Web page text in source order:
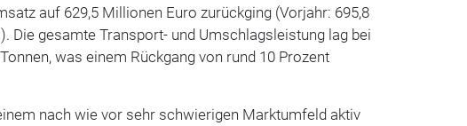
auf 629,5 Millionen Euro zurückging (Vorjahr: 695,8
Die gesamte Transport- und Umschlagsleistung lag bei
was einem Rückgang von rund 10 Prozent
nach wie vor sehr schwierigen Marktumfeld aktiv